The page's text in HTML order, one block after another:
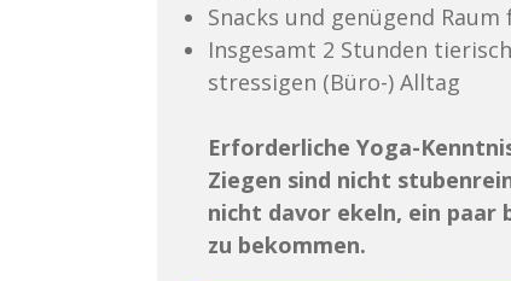
Snacks und genügend Raum
Insgesamt 2 Stunden
stressigen (Büro-) Alltag
Erforderliche Yoga-
Ziegen sind nicht
nicht davor ekeln, ein paar
zu bekommen.